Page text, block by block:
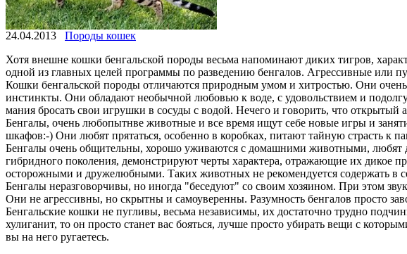
24.04.2013
Породы кошек
Хотя внешне кошки бенгальской породы весьма напоминают диких тигров,
одной из главных целей программы по разведению бенгалов. Агрессивные или
Кошки бенгальской породы отличаются природным умом и хитростью. Они
инстинкты. Они обладают необычной любовью к воде, с удовольствием и
мания бросать свои игрушки в сосуды с водой. Нечего и говорить, что открытый
Бенгалы, очень любопытнве животные и все время ищут себе новые игры и
шкафов:-) Они любят прятаться, особенно в коробках, питают тайную страсть к
Бенгалы очень общительны, хорошо уживаются с домашними животными, любят
гибридного поколения, демонстрируют черты характера, отражающие их
осторожными и дружелюбными. Таких животных не рекомендуется содержать в
Бенгалы неразговорчивы, но иногда "беседуют" со своим хозяином. При этом
Они не агрессивны, но скрытны и самоуверенны. Разумность бенгалов просто
Бенгальские кошки не пугливы, весьма независимы, их достаточно трудно
хулиганит, то он просто станет вас бояться, лучше просто убирать вещи с
вы на него ругаетесь.